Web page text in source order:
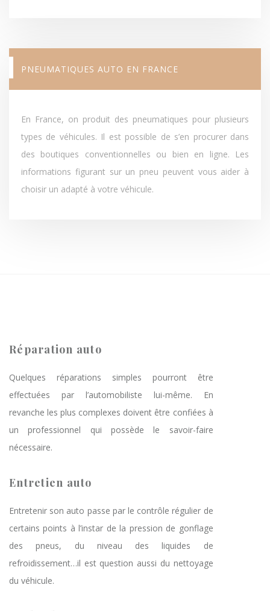
PNEUMATIQUES AUTO EN FRANCE
En France, on produit des pneumatiques pour plusieurs
types de véhicules. Il est possible de s’en procurer dans
des boutiques conventionnelles ou bien en ligne. Les
informations figurant sur un pneu peuvent vous aider à
choisir un adapté à votre véhicule.
Réparation auto
Quelques réparations simples pourront être
effectuées par l’automobiliste lui-même. En
revanche les plus complexes doivent être confiées à
un professionnel qui possède le savoir-faire
nécessaire.
Entretien auto
Entretenir son auto passe par le contrôle régulier de
certains points à l’instar de la pression de gonflage
des pneus, du niveau des liquides de
refroidissement…il est question aussi du nettoyage
du véhicule.